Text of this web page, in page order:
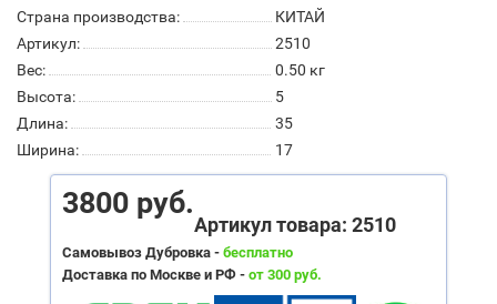
Страна производства:
КИТАЙ
Артикул:
2510
Вес:
0.50 кг
Высота:
5
Длина:
35
Ширина:
17
3800 руб.
Артикул товара: 2510
Самовывоз Дубровка - бесплатно
Доставка по Москве и РФ - от 300 руб.